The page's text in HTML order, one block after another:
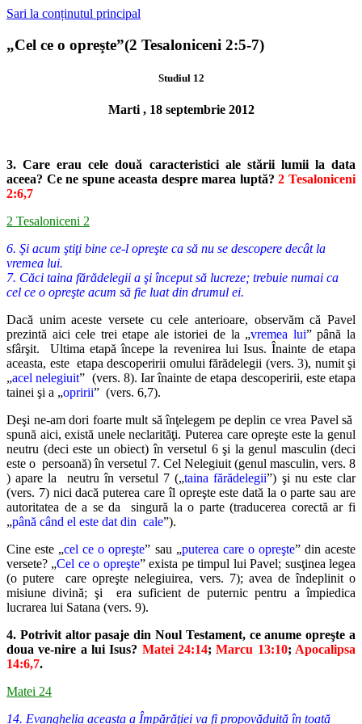
Sari la conținutul principal
„Cel ce o opreşte”(2 Tesaloniceni 2:5-7)
Studiul 12
Marti , 18 septembrie 2012
3. Care erau cele două caracteristici ale stării lumii la data
aceea? Ce ne spune aceasta despre marea luptă?2 Tesaloniceni
2:6,7
2 Tesaloniceni 2
6. Şi acum ştiţi bine ce-l opreşte ca să nu se descopere decât la
vremea lui.
7. Căci taina fărădelegii a şi început să lucreze; trebuie numai ca
cel ce o opreşte acum să fie luat din drumul ei.
Dacă unim aceste versete cu cele anterioare, observăm că Pavel
prezintă aici cele trei etape ale istoriei de la „vremea lui” până la
sfârşit. Ultima etapă începe la revenirea lui Isus. Înainte de etapa
aceasta, este etapa descoperirii omului fărădelegii (vers. 3), numit şi
„acel nelegiuit” (vers. 8). Iar înainte de etapa descoperirii, este etapa
tainei şi a „opririi” (vers. 6,7).
Deşi ne-am dori foarte mult să înţelegem pe deplin ce vrea Pavel să
spună aici, există unele neclarităţi. Puterea care opreşte este la genul
neutru (deci este un obiect) în versetul 6 şi la genul masculin (deci
este o persoană) în versetul 7. Cel Nelegiuit (genul masculin, vers. 8
) apare la neutru în versetul 7 („taina fărădelegii”) şi nu este clar
(vers. 7) nici dacăputerea care îl opreşte este dată la o parte sau are
autoritatea de a se dasingură la o parte (traducerea corectă ar fi
„până când el este dat din cale”).
Cine este „cel ce o opreşte” sau „puterea care o opreşte” din aceste
versete? „Cel ce o opreşte” exista pe timpul lui Pavel; susţinea legea
(o puterecare opreşte nelegiuirea, vers. 7); avea de îndeplinit o
misiune divină; şi era suficient de puternic pentru a împiedica
lucrarea lui Satana (vers. 9).
4. Potrivit altor pasaje din Noul Testament, ce anume opreşte a
doua ve-nire a lui Isus? Matei 24:14;Marcu 13:10; Apocalipsa
14:6,7.
Matei 24
14. Evanghelia aceasta a Împărăţiei va fi propovăduită în toată